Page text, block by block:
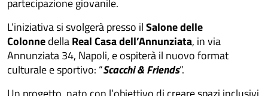
partecipazione giovanile.
L’iniziativa si svolgerà presso ilSalone delle
ColonnedellaReal Casa dell’Annunziata, in via
Annunziata 34, Napoli, e ospiterà il nuovo format
culturale e sportivo: “Scacchi & Friends”.